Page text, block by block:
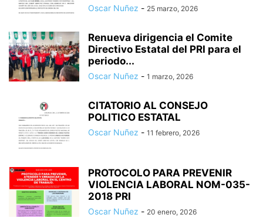
Oscar Nuñez - 25 marzo, 2026
Renueva dirigencia el Comite
Directivo Estatal del PRI para el
periodo...
Oscar Nuñez - 1 marzo, 2026
CITATORIO AL CONSEJO
POLITICO ESTATAL
Oscar Nuñez - 11 febrero, 2026
PROTOCOLO PARA PREVENIR
VIOLENCIA LABORAL NOM-035-
2018 PRI
Oscar Nuñez - 20 enero, 2026